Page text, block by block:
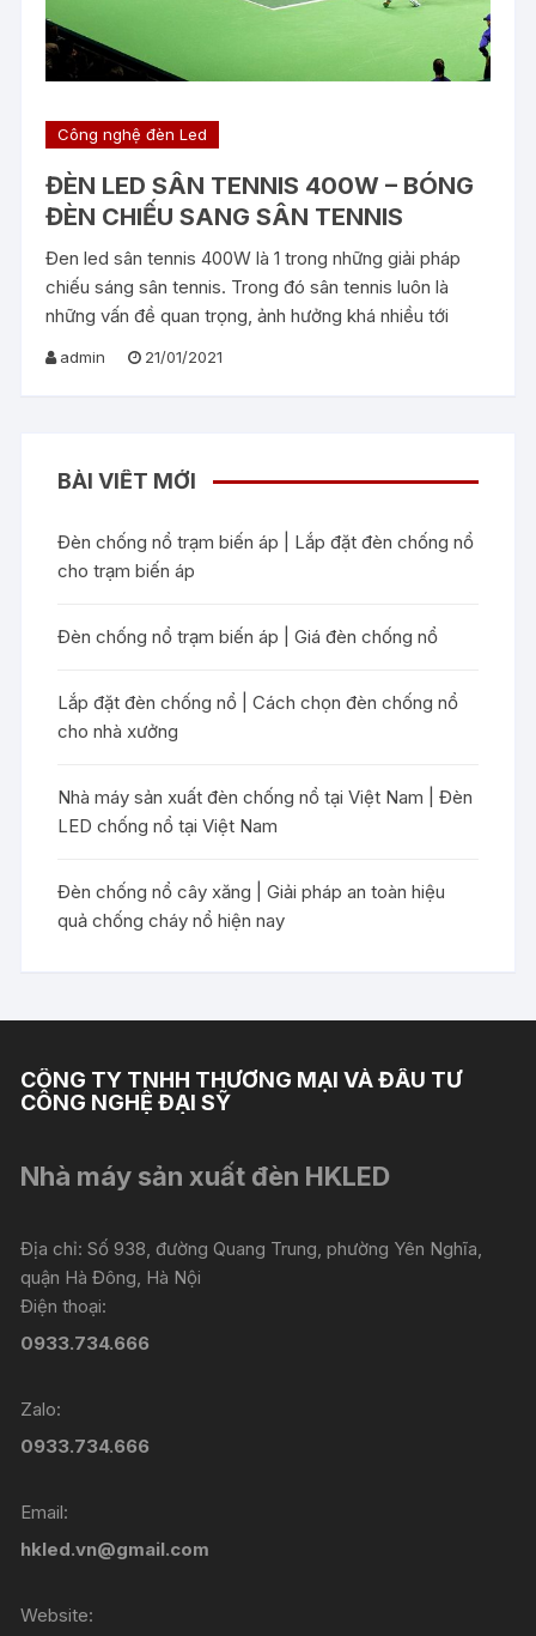
Công nghệ đèn Led
ĐÈN LED SÂN TENNIS 400W – BÓNG
ĐÈN CHIẾU SANG SÂN TENNIS
Đen led sân tennis 400W là 1 trong những giải pháp
chiếu sáng sân tennis. Trong đó sân tennis luôn là
những vấn đề quan trọng, ảnh hưởng khá nhiều tới
admin 21/01/2021
BÀI VIẾT MỚI
Đèn chống nổ trạm biến áp | Lắp đặt đèn chống nổ
cho trạm biến áp
Đèn chống nổ trạm biến áp | Giá đèn chống nổ
Lắp đặt đèn chống nổ | Cách chọn đèn chống nổ
cho nhà xưởng
Nhà máy sản xuất đèn chống nổ tại Việt Nam | Đèn
LED chống nổ tại Việt Nam
Đèn chống nổ cây xăng | Giải pháp an toàn hiệu
quả chống cháy nổ hiện nay
CÔNG TY TNHH THƯƠNG MẠI VÀ ĐẦU TƯ
CÔNG NGHỆ ĐẠI SỸ
Nhà máy sản xuất đèn HKLED
Địa chỉ: Số 938, đường Quang Trung, phường Yên Nghĩa,
quận Hà Đông, Hà Nội
Điện thoại:
0933.734.666
Zalo:
0933.734.666
Email:
hkled.vn@gmail.com
Website: